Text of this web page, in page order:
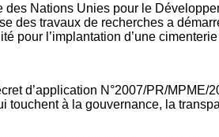
Nations Unies pour le
travaux de recherches a
l’implantation d’une
d’application N°2007/PR/
à la gouvernance, la